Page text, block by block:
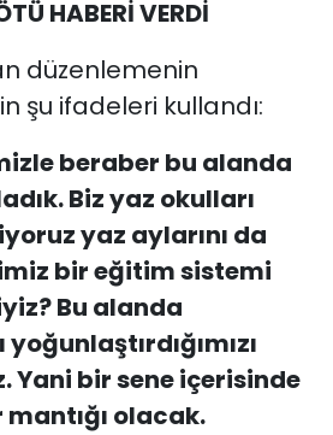
HABERİ VERDİ
düzenlemenin
şu ifadeleri kullandı:
beraber bu alanda
Biz yaz okulları
yaz aylarını da
bir eğitim sistemi
Bu alanda
yoğunlaştırdığımızı
Yani bir sene içerisinde
olacak.